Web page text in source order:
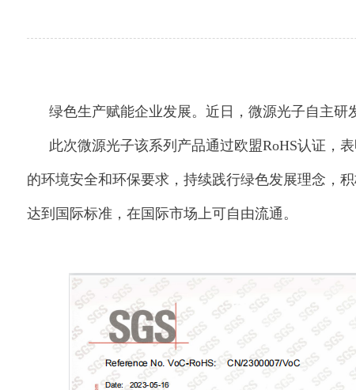
绿色生产赋能企业发展。近日，微源光子自主研
此次微源光子该系列产品通过欧盟RoHS认证，
的环境安全和环保要求，持续践行绿色发展理念，
达到国际标准，在国际市场上可自由流通。